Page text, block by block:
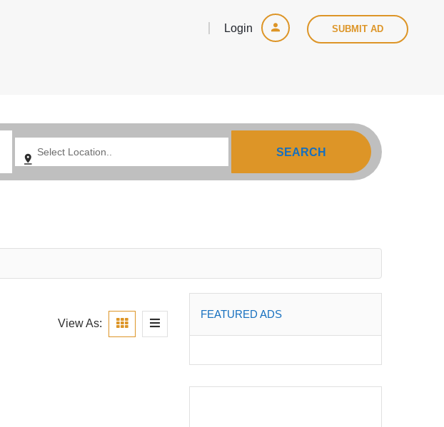
Login SUBMIT AD
SEARCH
View As:
FEATURED ADS